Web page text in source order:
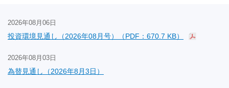
2026年08月06日
投資環境見通し（2026年08月号）（PDF：670.7 KB）
2026年08月03日
為替見通し（2026年8月3日）